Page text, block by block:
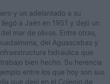
y un adelantado a su
a Jaén en 1951 y dejó un
mar de olivos. Entre otras,
del Aguascebas y
hidráulica que
bien hecho. Su herencia
entre los que hoy son sus
que dejó en el Colegio de